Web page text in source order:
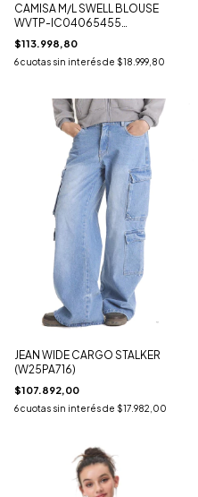
CAMISA M/L SWELL BLOUSE
WVTP-IC04065455
(ABJWT00487)
$113.998,80
6 cuotas sin interés de $18.999,80
JEAN WIDE CARGO STALKER
(W25PA716)
$107.892,00
6 cuotas sin interés de $17.982,00